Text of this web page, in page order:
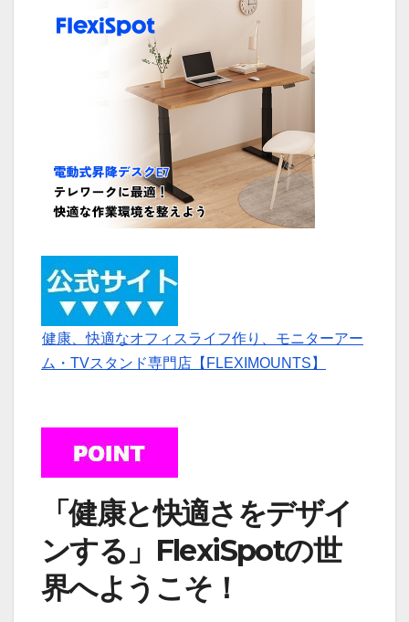
健康、快適なオフィスライフ作り、モニターアー
ム・TVスタンド専門店【FLEXIMOUNTS】
「健康と快適さをデザイ
ンする」FlexiSpotの世
界へようこそ！